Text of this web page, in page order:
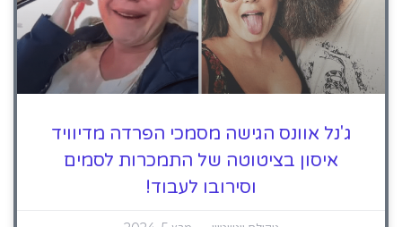
ג'נל אוונס הגישה מסמכי הפרדה מדיוויד
איסון בציטוטה של ​​התמכרות לסמים
וסירובו לעבוד!